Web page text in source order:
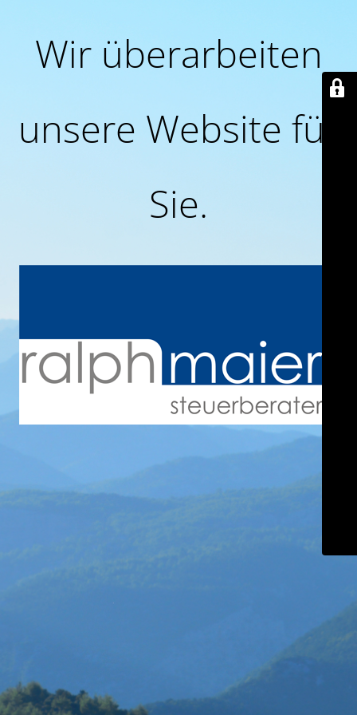
Wir überarbeiten
unsere Website für
Sie.